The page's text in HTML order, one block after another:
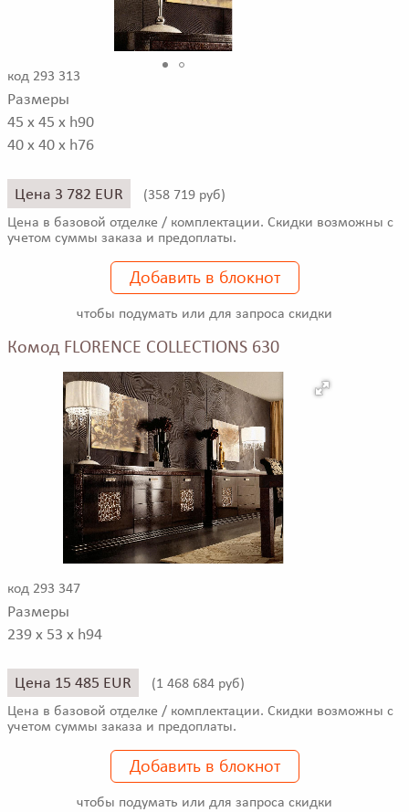
код 293 313
Размеры
45 x 45 x h90
40 x 40 x h76
Цена 3 782 EUR (358 719 руб)
Цена в базовой отделке / комплектации. Скидки возможны с
учетом суммы заказа и предоплаты.
Добавить в блокнот
чтобы подумать или для запроса скидки
Комод FLORENCE COLLECTIONS 630
код 293 347
Размеры
239 x 53 x h94
Цена 15 485 EUR (1 468 684 руб)
Цена в базовой отделке / комплектации. Скидки возможны с
учетом суммы заказа и предоплаты.
Добавить в блокнот
чтобы подумать или для запроса скидки